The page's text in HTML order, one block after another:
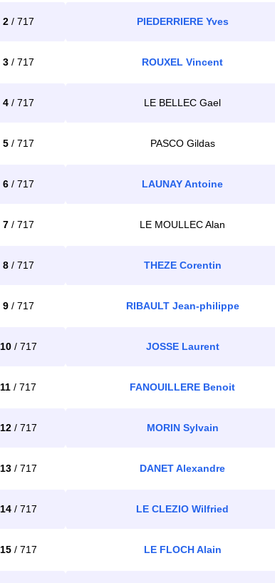
2/ 717 PIEDERRIERE Yves
3/ 717 ROUXEL Vincent
4/ 717 LE BELLEC Gael
5/ 717 PASCO Gildas
6/ 717 LAUNAY Antoine
7/ 717 LE MOULLEC Alan
8/ 717 THEZE Corentin
9/ 717 RIBAULT Jean-philippe
10/ 717 JOSSE Laurent
11 / 717 FANOUILLERE Benoit
12/ 717 MORIN Sylvain
13/ 717 DANET Alexandre
14/ 717 LE CLEZIO Wilfried
15/ 717 LE FLOCH Alain